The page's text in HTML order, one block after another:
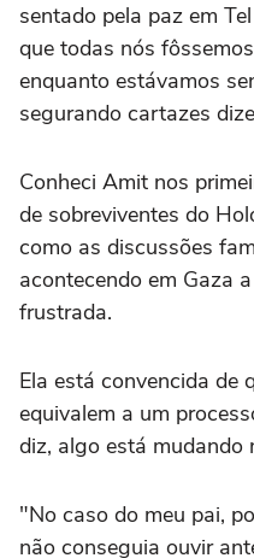
sentado pela paz em
que todas nós
enquanto estávamos
segurando cartazes
Conheci Amit nos
de sobreviventes do
como as discussões
acontecendo em Gaza
frustrada.
Ela está convencida de
equivalem a um
diz, algo está mudando
"No caso do meu pai,
não conseguia ouvir